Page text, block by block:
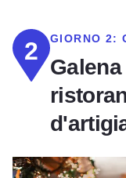
2 GIORNO 2: